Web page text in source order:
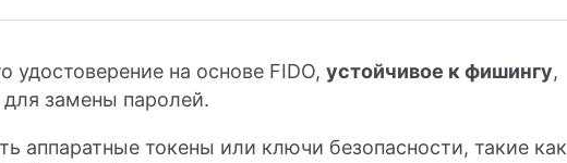
удостоверение на основе FIDO, устойчивое к фишингу,
для замены паролей.
аппаратные токены или ключи безопасности, такие как